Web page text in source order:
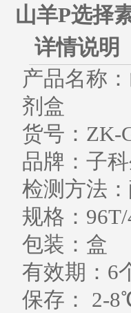
山羊P选择
详情说明
产品名称
剂盒
货号：ZK-
品牌：子
检测方法
规格：
包装：盒
有效期：6
保存： 2-